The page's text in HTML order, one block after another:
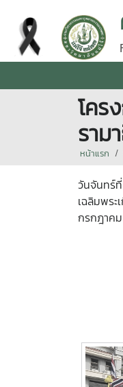
โคร
ราม
หน้าแรก
วันจันทร์
เฉลิมพร
กรกฎาค